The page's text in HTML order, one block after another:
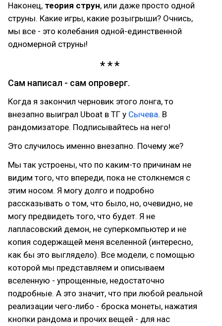
Наконец, теория струн, или даже просто одной
струны. Какие игры, какие розыгрыши? Очнись,
мы все - это колебания одной-единственной
одномерной струны!
Сам написал - сам опроверг.
Когда я закончил черновик этого лонга, то
внезапно выиграл Uboat в ТГ у Сычева. В
рандомизаторе. Подписывайтесь на него!
Это случилось именно внезапно. Почему же?
Мы так устроены, что по каким-то причинам не
видим того, что впереди, пока не столкнемся с
этим носом. Я могу долго и подробно
рассказывать о том, что было, но, очевидно, не
могу предвидеть того, что будет. Я не
лапласовский демон, не суперкомпьютер и не
копия содержащей меня вселенной (интересно,
как бы это выглядело). Все модели, с помощью
которой мы представляем и описываем
вселенную - упрощенные, недостаточно
подробные. А это значит, что при любой реальной
реализации чего-либо - броска монеты, нажатия
кнопки рандома и прочих вещей - для нас